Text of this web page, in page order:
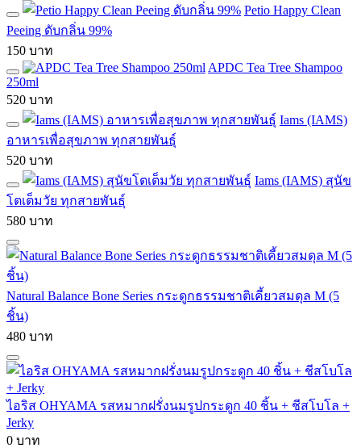
Petio Happy Clean
Peeing ดับกลิ่น 99%
150 บาท
APDC Tea Tree Shampoo
250ml
520 บาท
Iams (IAMS)
อาหารเพื่อสุขภาพ ทุกสายพันธุ์
520 บาท
Iams (IAMS) สุนัข
โตเต็มวัย ทุกสายพันธุ์
580 บาท
Natural Balance Bone Series กระดูกธรรมชาติเคี้ยวสมดุล M (5
ชิ้น)
480 บาท
ไอริส OHYAMA รสหมากฝรั่งนมรูปกระดูก 40 ชิ้น + ชีสโบโล +
Jerky
0 บาท